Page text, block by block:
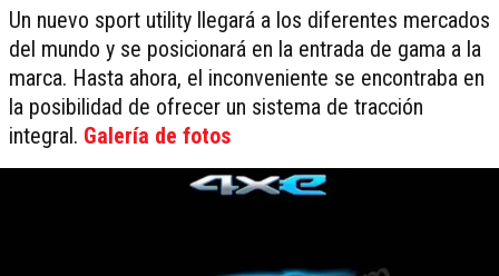
Un nuevo sport utility llegará a los diferentes mercados
del mundo y se posicionará en la entrada de gama a la
marca. Hasta ahora, el inconveniente se encontraba en
la posibilidad de ofrecer un sistema de tracción
integral. Galería de fotos